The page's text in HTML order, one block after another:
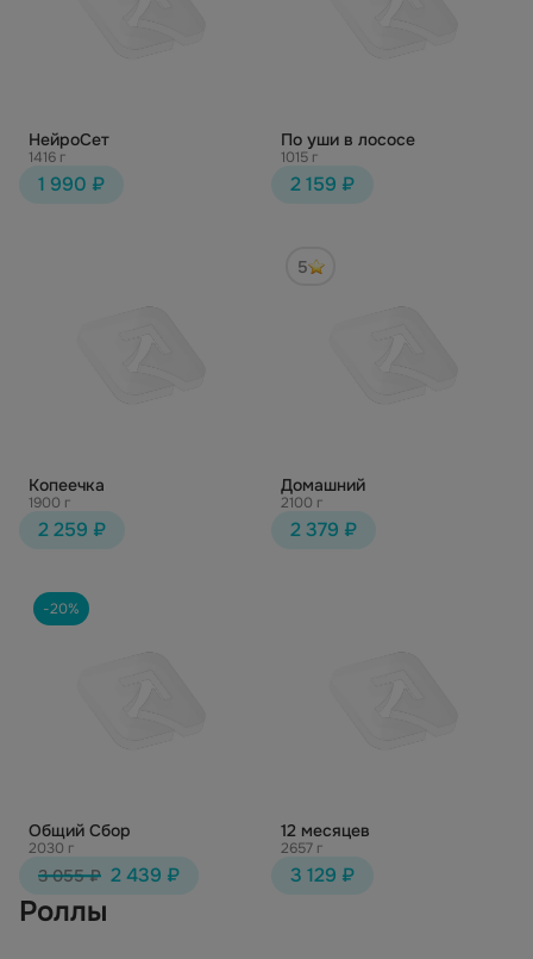
НейроСет
1416 г
1 990 ₽
По уши в лососе
1015 г
2 159 ₽
Копеечка
1900 г
2 259 ₽
5
Домашний
2100 г
2 379 ₽
-20%
Общий Сбор
2030 г
3 055 ₽ 2 439 ₽
12 месяцев
2657 г
3 129 ₽
Роллы